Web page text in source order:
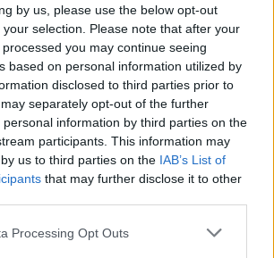
by us, please use the below opt-out
selection. Please note that after your
you may continue seeing
based on personal information utilized by
disclosed to third parties prior to
separately opt-out of the further
information by third parties on the
participants. This information may
us to third parties on the IAB’s List of
that may further disclose it to other
Processing Opt Outs
έναν καλό τύπο και πηγαίνεις με
τότε πρέπει να δεις μέσα σου τι
σου έρχεται ο "κακός" λες
όμως η ιστορία